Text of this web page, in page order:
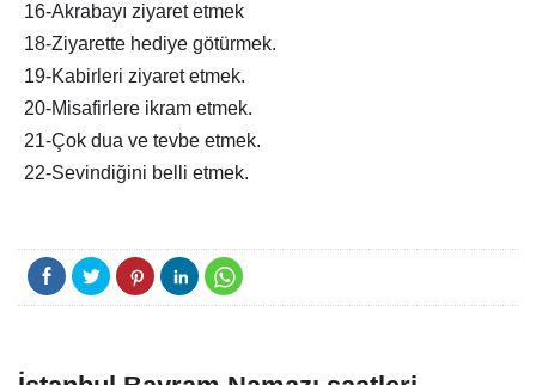
16-Akrabayı ziyaret etmek
18-Ziyarette hediye götürmek.
19-Kabirleri ziyaret etmek.
20-Misafirlere ikram etmek.
21-Çok dua ve tevbe etmek.
22-Sevindiğini belli etmek.